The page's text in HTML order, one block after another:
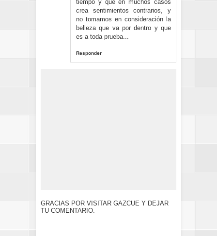
tiempo y que en muchos casos
crea sentimientos contrarios, y
no tomamos en consideración la
belleza que va por dentro y que
es a toda prueba...
Responder
GRACIAS POR VISITAR GAZCUE Y DEJAR
TU COMENTARIO.